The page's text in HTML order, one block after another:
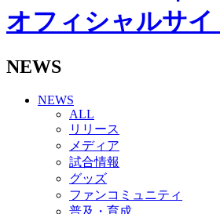
2026/27トップチーム
2026/27トップチームスタ
ボランティアチーム「
ビクトリーロード
HOMEGAME
観戦ルール＆マナー
ホームゲーム運営管理規定
Jリーグ運営管理規定
写真・動画使用ガイドライ
NEWS
NEWS
ALL
リリース
メディア
試合情報
グッズ
ファンコミュニティ
普及・育成